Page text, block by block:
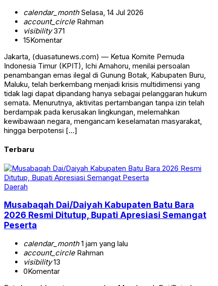
calendar_monthSelasa, 14 Jul 2026
account_circleRahman
visibility371
15Komentar
Jakarta, (duasatunews.com) — Ketua Komite Pemuda
Indonesia Timur (KPIT), Ichi Amahoru, menilai persoalan
penambangan emas ilegal di Gunung Botak, Kabupaten Buru,
Maluku, telah berkembang menjadi krisis multidimensi yang
tidak lagi dapat dipandang hanya sebagai pelanggaran hukum
semata. Menurutnya, aktivitas pertambangan tanpa izin telah
berdampak pada kerusakan lingkungan, melemahkan
kewibawaan negara, mengancam keselamatan masyarakat,
hingga berpotensi […]
Terbaru
Daerah
Musabaqah Dai/Daiyah Kabupaten Batu Bara
2026 Resmi Ditutup, Bupati Apresiasi Semangat
Peserta
calendar_month1 jam yang lalu
account_circleRahman
visibility13
0Komentar